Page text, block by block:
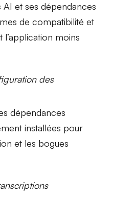
AI et sesdépendances
de compatibilité et
moins
des
dépendances
installées pour
et les bogues